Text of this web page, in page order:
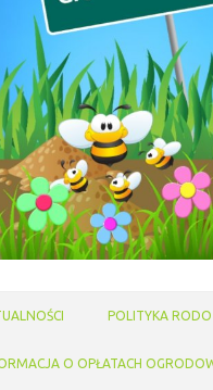
POLITYKA RODO
O OPŁATACH